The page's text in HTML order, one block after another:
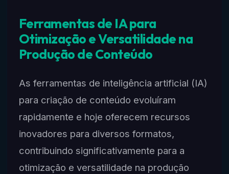
Ferramentas de IA para
Otimização e Versatilidade na
Produção de Conteúdo
As ferramentas de inteligência artificial (IA)
para criação de conteúdo evoluíram
rapidamente e hoje oferecem recursos
inovadores para diversos formatos,
contribuindo significativamente para a
otimização e versatilidade na produção